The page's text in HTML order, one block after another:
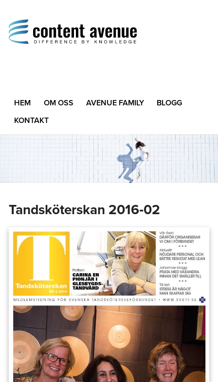
Difference by Knowledge
HEM OM OSS AVENUE FAMILY
BLOGG
KONTAKT
Tandsköterskan 2016‑02